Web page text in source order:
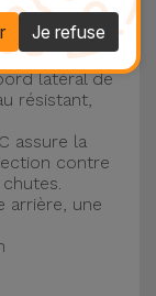
!
liquide
latéral de
résistant,
assure la
contre
arrière, une
Je refuse